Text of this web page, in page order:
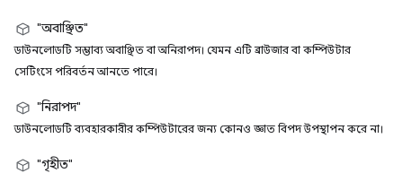
"অবাঞ্ছিত"
ডাউনলোডটি সম্ভাব্য অবাঞ্ছিত বা অনিরাপদ। যেমন এটি ব্রাউজার বা কম্পিউটার
সেটিংসে পরিবর্তন আনতে পারে।
"নিরাপদ"
ডাউনলোডটি ব্যবহারকারীর কম্পিউটারের জন্য কোনও জ্ঞাত বিপদ উপস্থাপন করে না।
"গৃহীত"